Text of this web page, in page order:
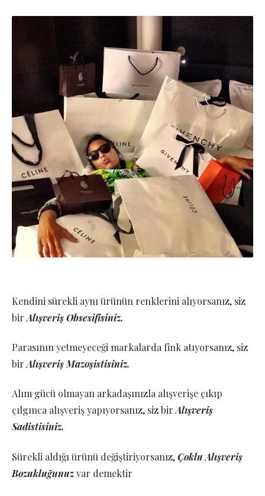
Kendini sürekli aynı ürünün renklerini alıyorsanız, siz
birAlışveriş Obsesifisiniz.
Parasının yetmeyeceği markalarda fink atıyorsanız, siz
birAlışveriş Mazoşistisiniz.
Alım gücü olmayan arkadaşınızla alışverişe çıkıp
çılgınca alışveriş yapıyorsanız, siz birAlışveriş
Sadistisiniz.
Sürekli aldığı ürünü değiştiriyorsanız,Çoklu Alışveriş
Bozukluğunuzvar demektir